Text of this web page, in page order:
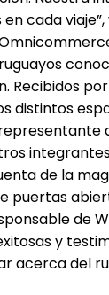
cada
Recibidos
distintos
de la
puertas
de
y
acerca del